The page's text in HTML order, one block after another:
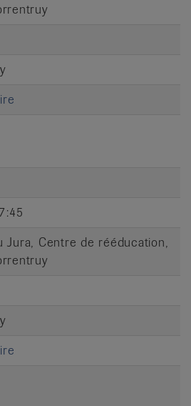
Jura, Centre de rééducation,